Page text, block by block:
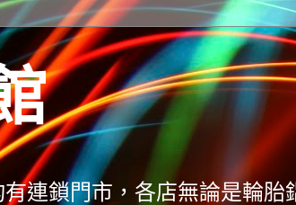
連鎖門市，各店無論是輪胎